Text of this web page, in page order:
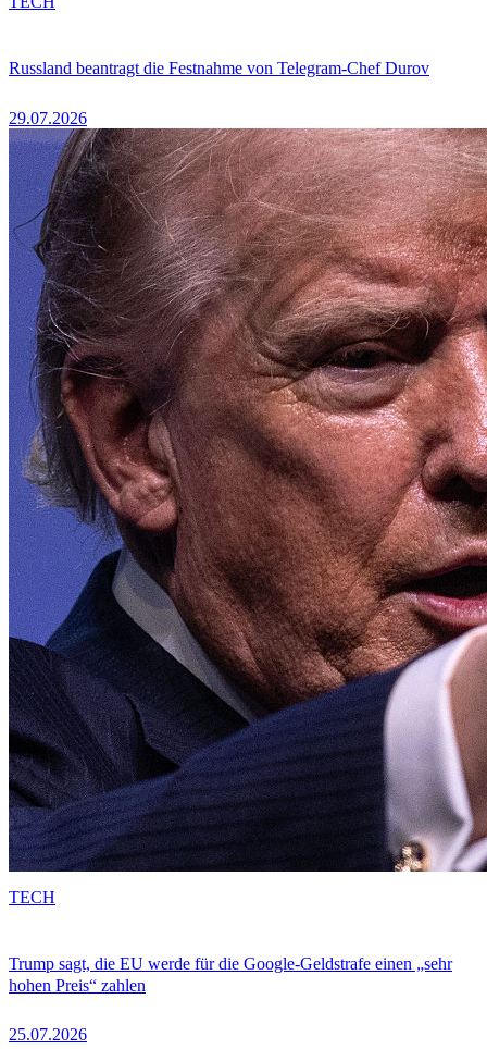
Russland beantragt die Festnahme von Telegram-Chef Durov
29.07.2026
Trump sagt, die EU werde für die Google-Geldstrafe einen „sehr
hohen Preis“ zahlen
25.07.2026
TECH